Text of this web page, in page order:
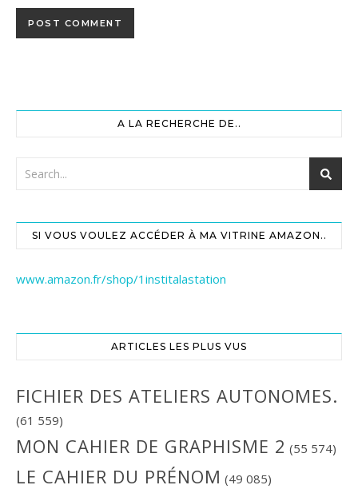
A LA RECHERCHE DE..
SI VOUS VOULEZ ACCÉDER À MA VITRINE AMAZON..
www.amazon.fr/shop/1institalastation
ARTICLES LES PLUS VUS
FICHIER DES ATELIERS AUTONOMES.
(61 559)
MON CAHIER DE GRAPHISME 2 (55 574)
LE CAHIER DU PRÉNOM (49 085)